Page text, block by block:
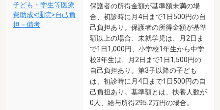
子ども・学生等医療
費助成<通院>自己負
担－備考
保護者の所得金額が基準額未満の場
合、初診時に月4日まで1日500円の自
己負担あり。保護者の所得金額が基準
額以上の場合、未就学児は、月2日ま
で1日1,000円、小学校1年生から中学
校3年生は、月2日まで1日1,500円の
自己負担あり。第3子以降の子ども
は、初診時に月4日まで1日500円の自
己負担あり。基準額とは、扶養人数が
0人、給与所得295.2万円の場合。